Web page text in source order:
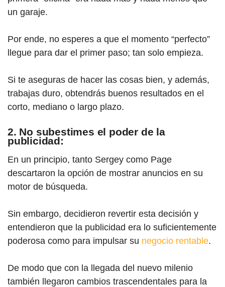
un garaje.
Por ende, no esperes a que el momento “perfecto”
llegue para dar el primer paso; tan solo empieza.
Si te aseguras de hacer las cosas bien, y además,
trabajas duro, obtendrás buenos resultados en el
corto, mediano o largo plazo.
2. No subestimes el poder de la
publicidad:
En un principio, tanto Sergey como Page
descartaron la opción de mostrar anuncios en su
motor de búsqueda.
Sin embargo, decidieron revertir esta decisión y
entendieron que la publicidad era lo suficientemente
poderosa como para impulsar su negocio rentable.
De modo que con la llegada del nuevo milenio
también llegaron cambios trascendentales para la